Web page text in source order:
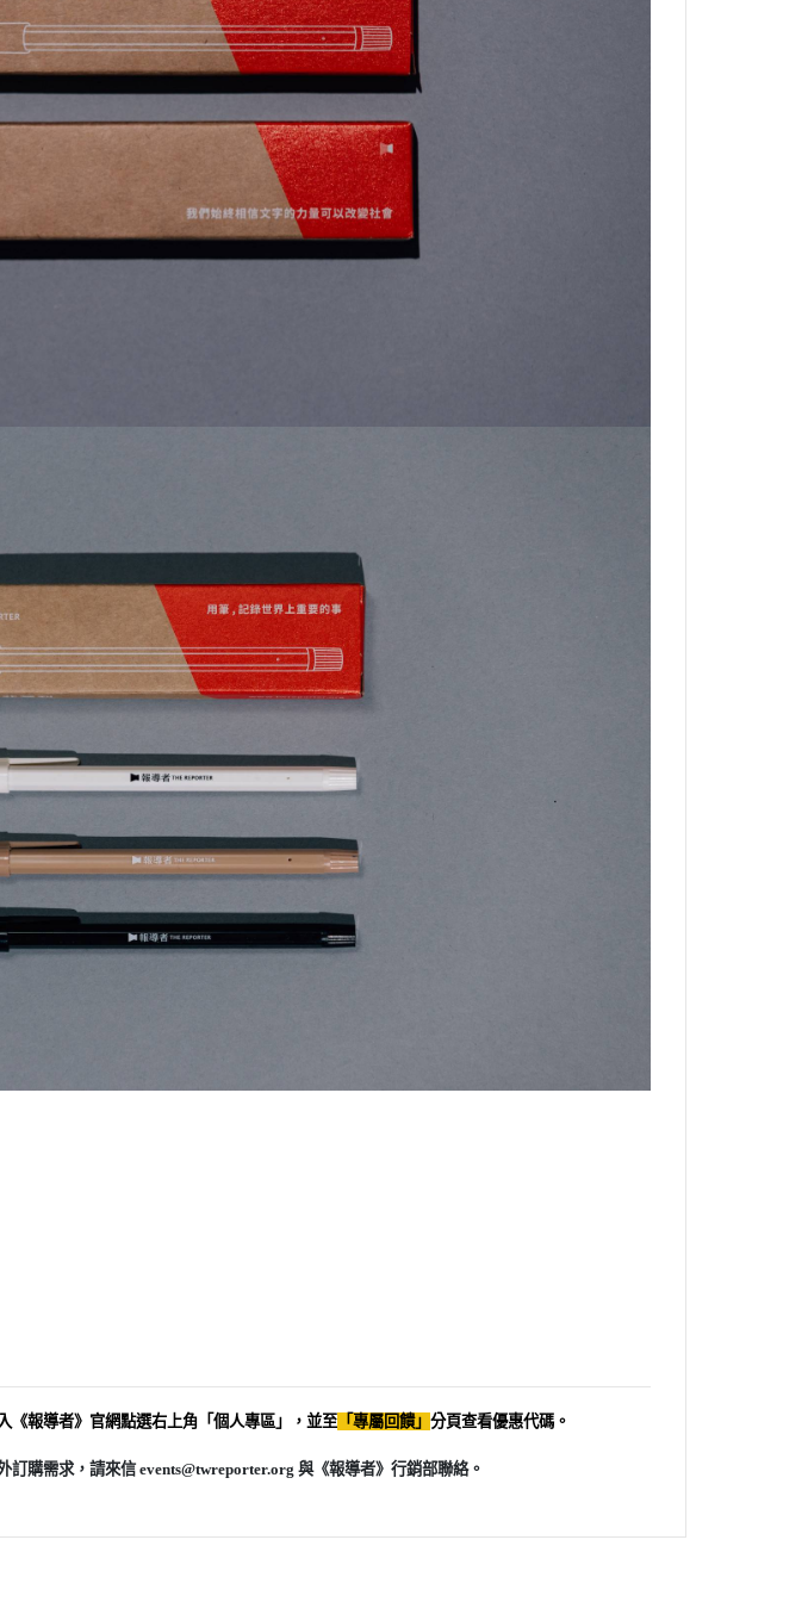
《報導者》官網點選右上角「個人專區」，並至 「專屬回饋」 分頁查看優惠代碼。
購需求，請來信 events@twreporter.org 與《報導者》行銷部聯絡。